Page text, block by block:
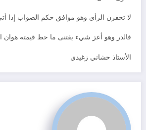
لا تحقرن الرأي وهو موافق حكم الصواب إذا
فالدر وهو أعز شيء يقتنى ما حط قيمته هوان
الأستاذ حشاني زغيدي